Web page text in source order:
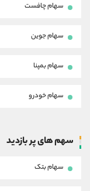
سهام چافست
سهام جوین
سهام بمپنا
سهام خودرو
سهم های پر بازدید
سهام بتک